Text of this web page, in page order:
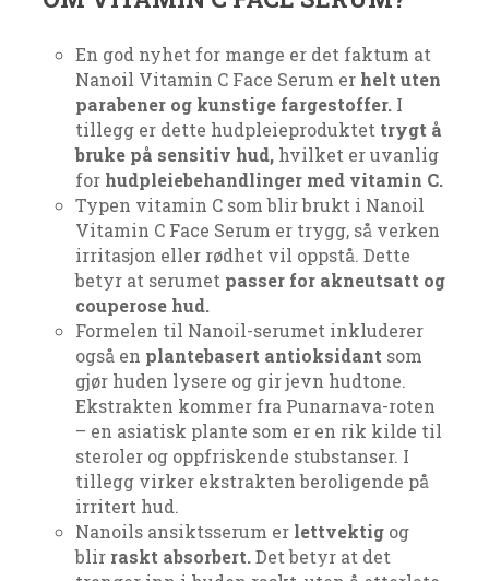
En god nyhet for mange er det faktum at
Nanoil Vitamin C Face Serum er helt uten
parabener og kunstige fargestoffer. I
tillegg er dette hudpleieproduktet trygt å
bruke på sensitiv hud, hvilket er uvanlig
for hudpleiebehandlinger med vitamin C.
Typen vitamin C som blir brukt i Nanoil
Vitamin C Face Serum er trygg, så verken
irritasjon eller rødhet vil oppstå. Dette
betyr at serumet passer for akneutsatt og
couperose hud.
Formelen til Nanoil-serumet inkluderer
også en plantebasert antioksidant som
gjør huden lysere og gir jevn hudtone.
Ekstrakten kommer fra Punarnava-roten
– en asiatisk plante som er en rik kilde til
steroler og oppfriskende stubstanser. I
tillegg virker ekstrakten beroligende på
irritert hud.
Nanoils ansiktsserum er lettvektig og
blir raskt absorbert.Det betyr at det